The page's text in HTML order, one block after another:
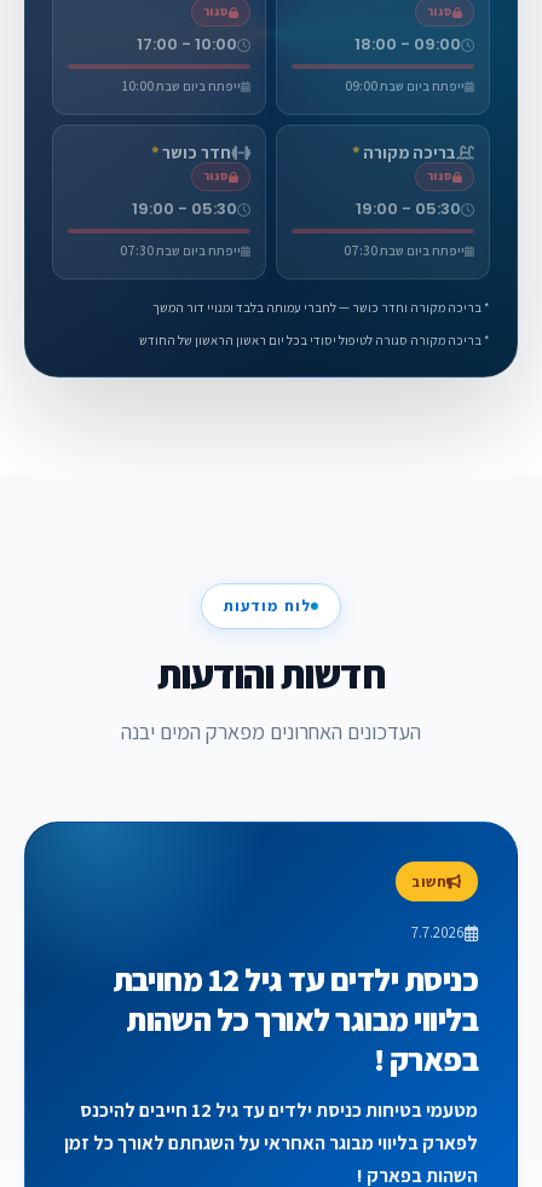
סגור
09:00 - 18:00
ייפתח ביום שבת 09:00
סגור
10:00 - 17:00
ייפתח ביום שבת 10:00
בריכה מקורה *
סגור
05:30 - 19:00
ייפתח ביום שבת 07:30
חדר כושר*
סגור
05:30 - 19:00
ייפתח ביום שבת 07:30
* בריכה מקורה וחדר כושר — לחברי עמותה בלבד ומנויי דור המשך
* בריכה מקורה סגורה לטיפול יסודי בכל יום ראשון הראשון של החודש
לוח מודעות
חדשות והודעות
העדכונים האחרונים מפארק המים יבנה
חשוב
7.7.2026
כניסת ילדים עד גיל 12 מחויבת
בליווי מבוגר לאורך כל השהות
בפארק !
מטעמי בטיחות כניסת ילדים עד גיל 12 חייבים להיכנס
לפארק בליווי מבוגר האחראי על השגחתם לאורך כל זמן
השהות בפארק !